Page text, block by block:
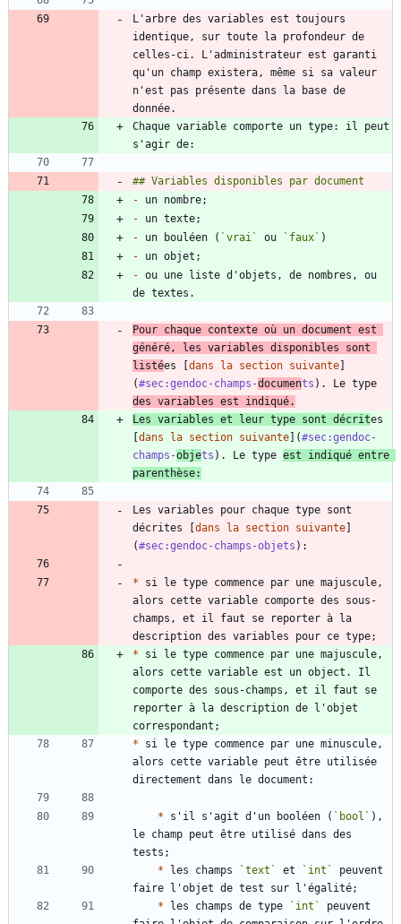
L'arbre des variables est toujours
identique, sur toute la profondeur de
celles-ci. L'administrateur est garanti
qu'un champ existera, même si sa valeur
n'est pas présente dans la base de
Chaque variable comporte un type: il peut
-
-
- un bouléen ( `vrai` ou `faux`
-
- ou une liste d'objets, de nombres, ou
Pour chaque contexte où un document est
généré, les variables disponibles sont
listées [ dans la section suivante
(#sec:gendoc-champs-documents
des variables est indiqué.
Les variables et leur type sont décrites
dans la section suivante ](#sec:gendoc-
champs-objets ). Le type est indiqué entre
parenthèse:
Les variables pour chaque type sont
décrites [ dans la section suivante
(#sec:gendoc-champs-objets
* si le type commence par une majuscule,
alors cette variable comporte des sous-
champs, et il faut se reporter à la
* si le type commence par une majuscule,
alors cette variable est un object. Il
comporte des sous-champs, et il faut se
reporter à la description de l'objet
* si le type commence par une minuscule,
alors cette variable peut être utilisée
* s'il s'agit d'un booléen ( `bool` ),
le champ peut être utilisé dans des
* les champs `text` et `int`
peuvent
* les champs de type `int`
peuvent